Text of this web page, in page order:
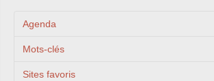
Agenda
Mots-clés
Sites favoris